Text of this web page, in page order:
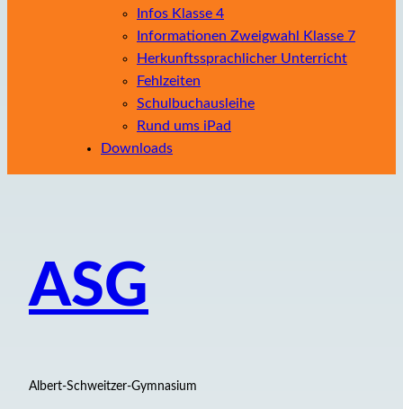
Infos Klasse 4
Informationen Zweigwahl Klasse 7
Herkunftssprachlicher Unterricht
Fehlzeiten
Schulbuchausleihe
Rund ums iPad
Downloads
ASG
Albert-Schweitzer-Gymnasium